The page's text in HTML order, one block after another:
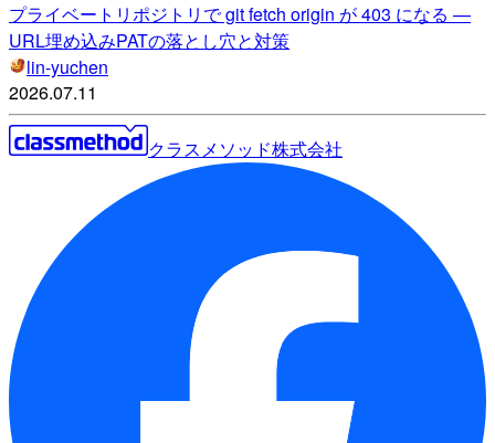
プライベートリポジトリで git fetch origin が 403 になる —
URL埋め込みPATの落とし穴と対策
lin-yuchen
2026.07.11
クラスメソッド株式会社